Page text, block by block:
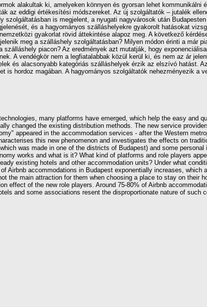
alakultak ki, amelyeken könnyen és gyorsan lehet kommunikálni
az eddigi értékesítési módszereket. Az új szolgáltatók – jutalék
szolgáltatásban is megjelent, a nyugati nagyvárosok után
és a hagyományos szálláshelyekre gyakorolt hatásokat
gyakorlat rövid áttekintése alapoz meg. A következő
meg a szálláshely szolgáltatásban? Milyen módon érinti a már
piacon? Az eredmények azt mutatják, hogy
A vendégkör nem a legfiatalabbak közül kerül ki, és nem az ár
és alacsonyabb kategóriás szálláshelyek érzik az elszívó hatást.
is hordoz magában. A hagyományos szolgáltatók nehezményezik a
many platforms have emerged, which help the easy and
changed the existing distribution methods. The new service
appeared in the accommodation services - after the Western
this new phenomenon and investigates the effects on
was made in one of the districts of Budapest) and some personal
works and what is it? What kind of platforms and role players
existing hotels and other accommodation units? Under what
Airbnb accommodations in Budapest exponentially increases, which
the main attraction for them when choosing a place to stay on their
effect of the new role players. Around 75-80% of Airbnb
and some associations resent the disproportionate nature of such